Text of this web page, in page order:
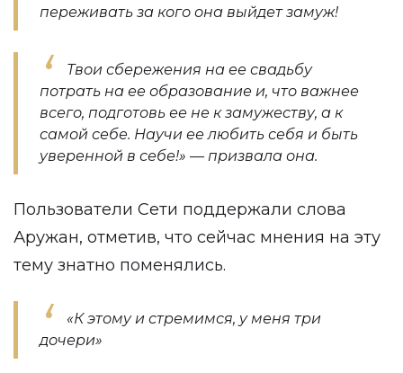
переживать за кого она выйдет замуж!
Твои сбережения на ее свадьбу
потрать на ее образование и, что важнее
всего, подготовь ее не к замужеству, а к
самой себе. Научи ее любить себя и быть
уверенной в себе!» — призвала она.
Пользователи Сети поддержали слова
Аружан, отметив, что сейчас мнения на эту
тему знатно поменялись.
«К этому и стремимся, у меня три
дочери»